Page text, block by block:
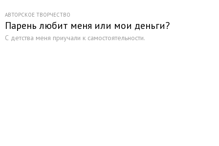
АВТОРСКОЕ ТВОРЧЕСТВО
Парень любит меня или мои деньги?
С детства меня приучали к самостоятельности.